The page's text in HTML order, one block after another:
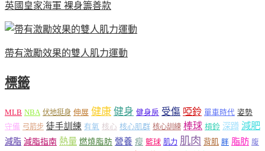
英國皇家海軍 裸身籌善款
帶有激勵效果的雙人肌力運動
標籤
MLB NBA 伏地挺身 伸展 健康 健身 健身房 受傷 啞鈴 單車時代 姿勢
守備 弓箭步 徒手訓練 有氧 核心 核心肌群 核心訓練 棒球 槓鈴 深蹲 減肥
減脂 減脂指南 熱量 燃燒脂肪 營養 瘦 籃球 肌力 肌肉 背肌 胖 脂肪 腹